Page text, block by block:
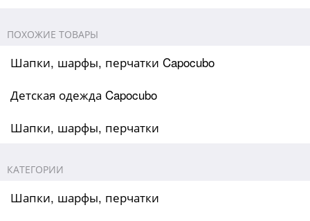
ПОХОЖИЕ ТОВАРЫ
Шапки, шарфы, перчатки Capocubo
Детская одежда Capocubo
Шапки, шарфы, перчатки
КАТЕГОРИИ
Шапки, шарфы, перчатки